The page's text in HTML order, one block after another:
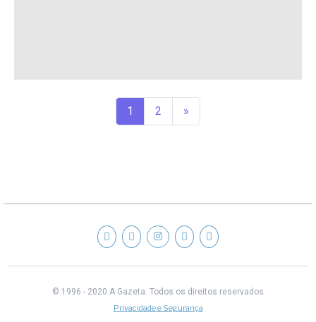
1 2 »
© 1996 - 2020 A Gazeta. Todos os direitos reservados
Privacidade e Segurança